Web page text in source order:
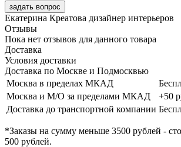
задать вопрос
Екатерина Креатова дизайнер интерьеров
Отзывы
Пока нет отзывов для данного товара
Доставка
Условия доставки
Доставка по Москве и Подмосквью
Москва в пределах МКАД
Москва и М/О за пределами МКАД
+50
Доставка до транспортной компании
*Заказы на сумму меньше 3500 рублей -
500 рублей.